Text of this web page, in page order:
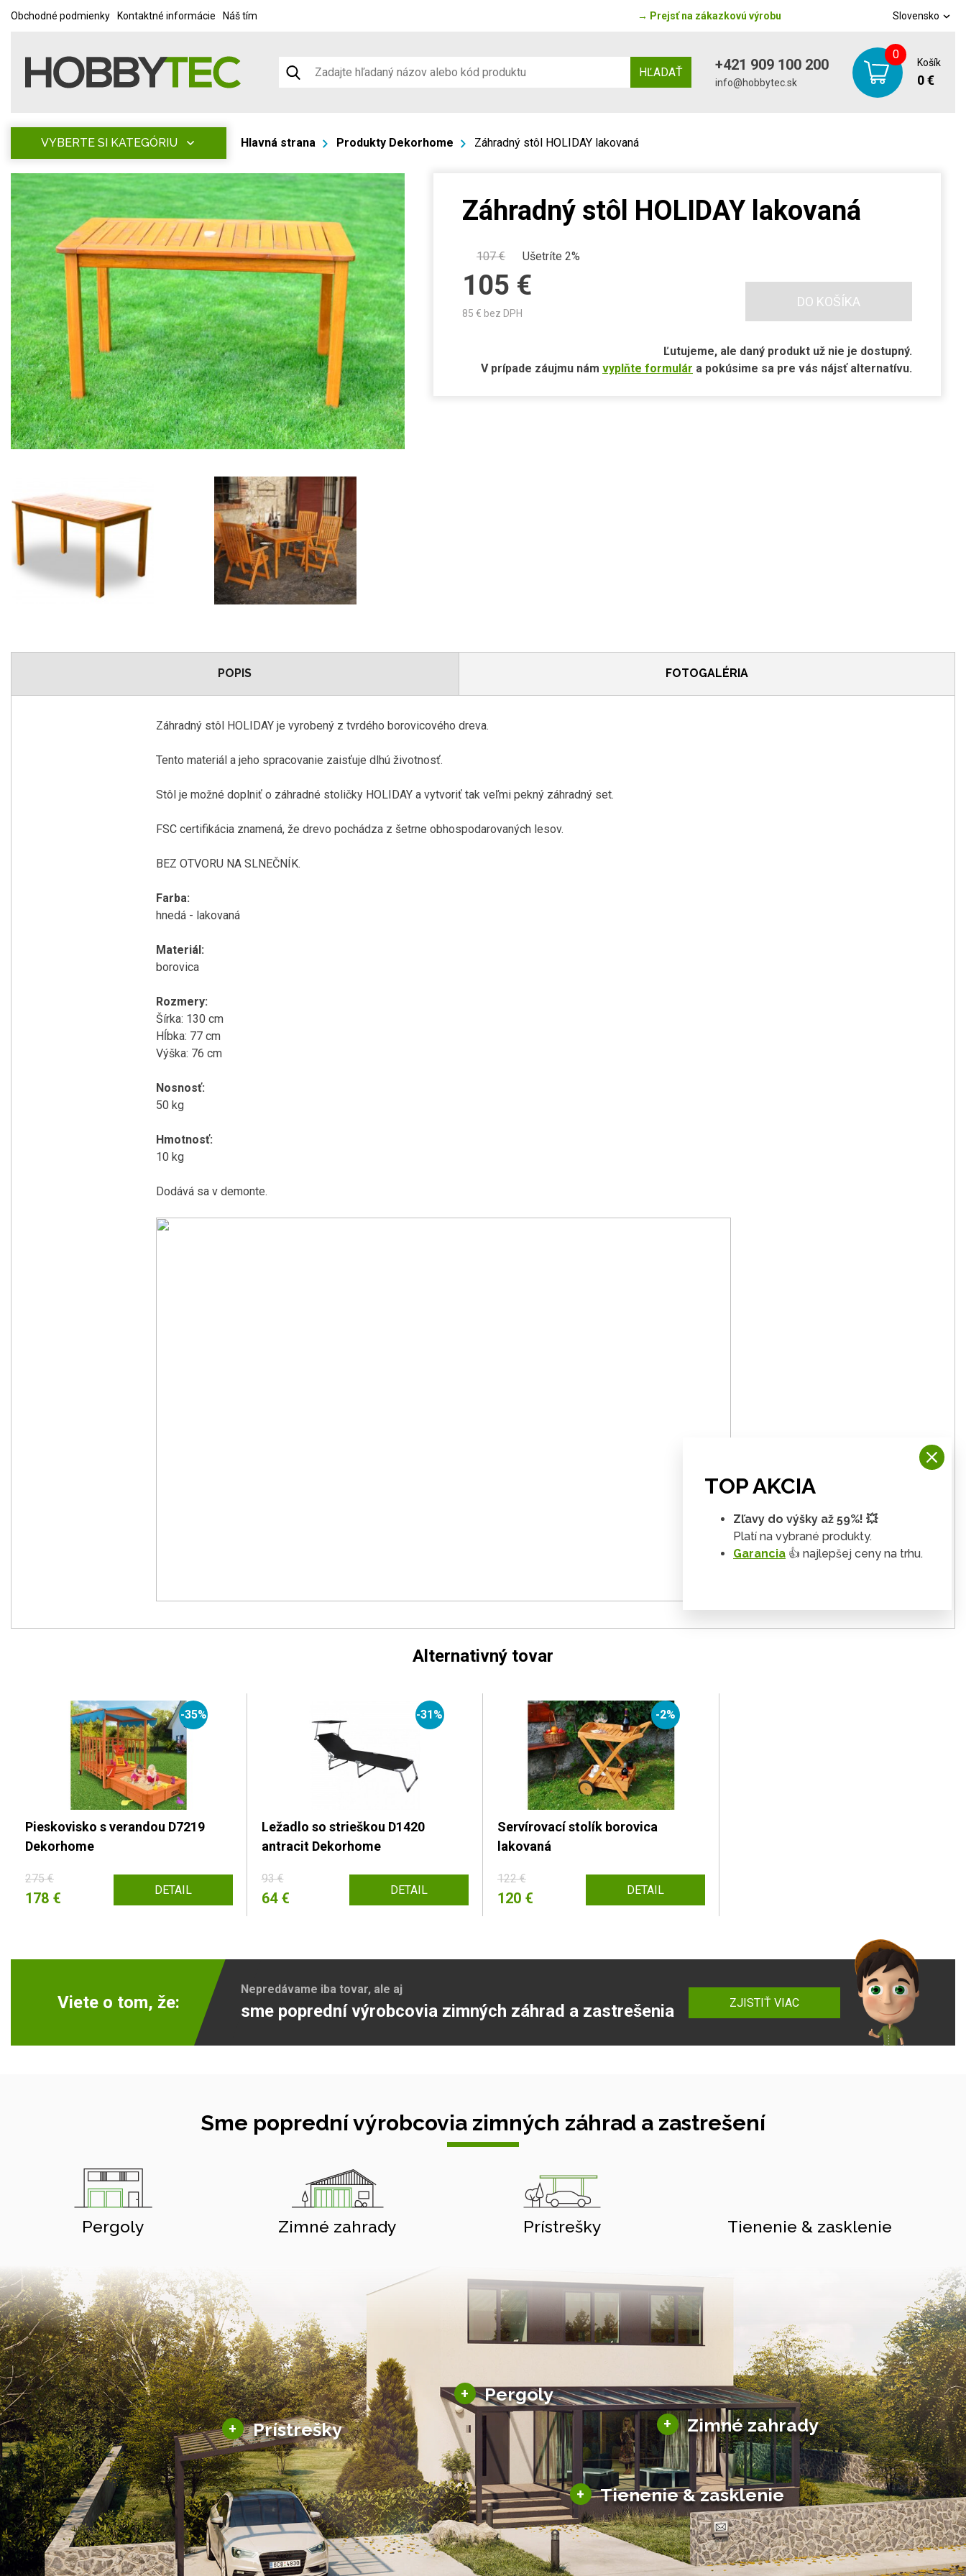
Obchodné podmienky Kontaktné informácie Náš tím → Prejsť na zákazkovú výrobu Slovensko
HĽADAŤ +421 909 100 200
info@hobbytec.sk
0
Košík
0 €
VYBERTE SI KATEGÓRIU Hlavná strana Produkty Dekorhome Záhradný stôl HOLIDAY lakovaná
Záhradný stôl HOLIDAY lakovaná
107€ Ušetríte 2%
105 €
85 € bez DPH
DO KOŠÍKA
Ľutujeme, ale daný produkt už nie je dostupný.
V prípade záujmu nám vyplňte formulár a pokúsime sa pre vás nájsť alternatívu.
POPIS FOTOGALÉRIA
Záhradný stôl HOLIDAY je vyrobený z tvrdého borovicového dreva.
Tento materiál a jeho spracovanie zaisťuje dlhú životnosť.
Stôl je možné doplniť o záhradné stoličky HOLIDAY a vytvoriť tak veľmi pekný záhradný set.
FSC certifikácia znamená, že drevo pochádza z šetrne obhospodarovaných lesov.
BEZ OTVORU NA SLNEČNÍK.
Farba:
hnedá - lakovaná
Materiál:
borovica
Rozmery:
Šírka: 130 cm
Hĺbka: 77 cm
Výška: 76 cm
Nosnosť:
50 kg
Hmotnosť:
10 kg
Dodává sa v demonte.
Alternativný tovar
-35%
Pieskovisko s verandou D7219
Dekorhome
275 €
178 € DETAIL
-31%
Ležadlo so strieškou D1420
antracit Dekorhome
93 €
64 € DETAIL
-2%
Servírovací stolík borovica
lakovaná
122 €
120 € DETAIL
Viete o tom, že:
Nepredávame iba tovar, ale aj
sme poprední výrobcovia zimných záhrad a zastrešenia ZJISTIŤ VIAC
Sme poprední výrobcovia zimných záhrad a zastrešení
Pergoly Zimné zahrady Prístrešky Tienenie & zasklenie
+ Pergoly
Hliníkové pergoly
Bioklimatické pergoly
Altány a zastrešenie
Solárne pergoly
+ Zimné zahrady
Sezónne zimné záhrady
Hliníkové zimné záhrady
Posuvné zimné záhrady
Solárne zimné záhrady
+ Prístrešky
Hliníkové prístrešky
Solárne prístrešky pre auto
+ Tienenie & zasklenie
Tienenie
Zasklenie
TOP AKCIA
Zľavy do výšky až 59%! 💥
Platí na vybrané produkty.
Garancia 👍 najlepšej ceny na trhu.